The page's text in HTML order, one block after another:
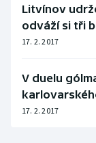
Litvínov
odváží si tři
17. 2. 2017
V duelu
17. 2. 2017